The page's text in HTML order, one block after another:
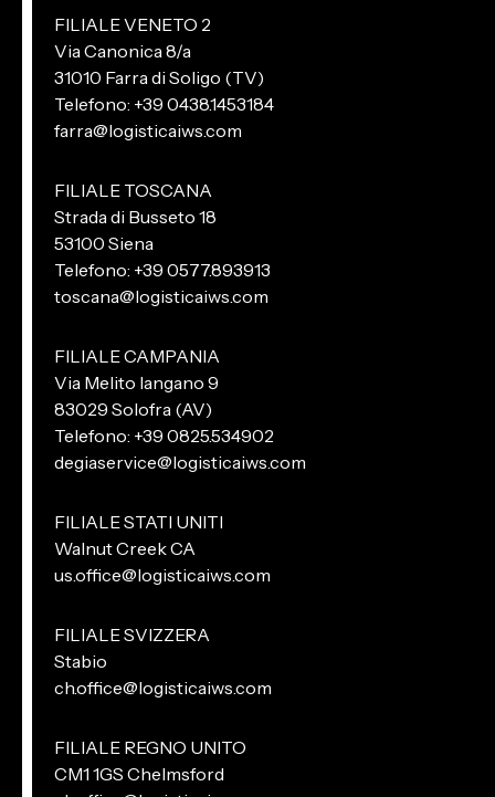
FILIALE VENETO 2
Via Canonica 8/a
31010 Farra di Soligo (TV)
Telefono: +39 0438.1453184
farra@logisticaiws.com
FILIALE TOSCANA
Strada di Busseto 18
53100 Siena
Telefono: +39 0577.893913
toscana@logisticaiws.com
FILIALE CAMPANIA
Via Melito Iangano 9
83029 Solofra (AV)
Telefono: +39 0825.534902
degiaservice@logisticaiws.com
FILIALE STATI UNITI
Walnut Creek CA
us.office@logisticaiws.com
FILIALE SVIZZERA
Stabio
ch.office@logisticaiws.com
FILIALE REGNO UNITO
CM1 1GS Chelmsford